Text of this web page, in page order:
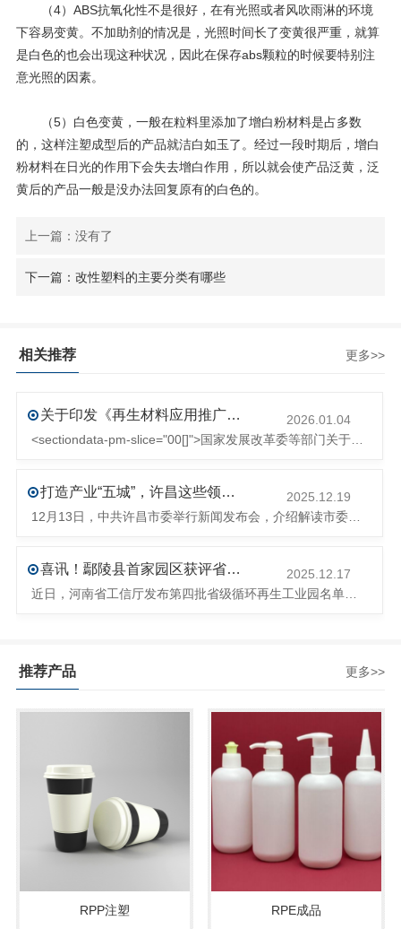
（4）ABS抗氧化性不是很好，在有光照或者风吹雨淋的环境
下容易变黄。不加助剂的情况是，光照时间长了变黄很严重，就算
是白色的也会出现这种状况，因此在保存abs颗粒的时候要特别注
意光照的因素。
（5）白色变黄，一般在粒料里添加了增白粉材料是占多数
的，这样注塑成型后的产品就洁白如玉了。经过一段时期后，增白
粉材料在日光的作用下会失去增白作用，所以就会使产品泛黄，泛
黄后的产品一般是没办法回复原有的白色的。
上一篇：没有了
下一篇：改性塑料的主要分类有哪些
相关推荐 更多>>
关于印发《再生材料应用推广行动方案》的通知(发改环资〔2025〕1681号)
2026.01.04
打造产业“五城”，许昌这些领域将迎来大发展！
2025.12.19
喜讯！鄢陵县首家园区获评省级循环再生工业园
2025.12.17
推荐产品 更多>>
RPP注塑 RPE成品